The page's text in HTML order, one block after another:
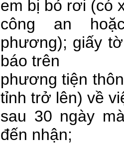
em bị bỏ rơi (có
công an
phương); giấy
báo trên
phương tiện
tỉnh trở lên) về
sau 30 ngày
đến nhận;